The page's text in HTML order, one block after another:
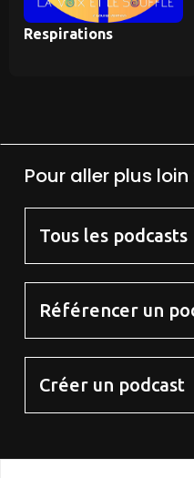
Respirations
Pour aller plus loin
Tous les podcasts
Référencer un
Créer un podcast